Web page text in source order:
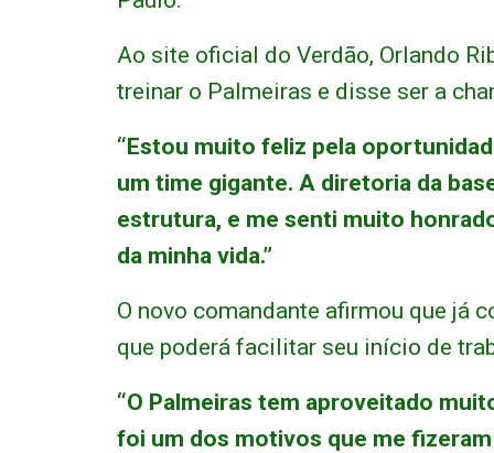
Ao site oficial do Verdão, Orlando
treinar o Palmeiras e disse ser a
“Estou muito feliz pela
um time gigante. A diretoria da
estrutura, e me senti muito
da minha vida.”
O novo comandante afirmou que já
que poderá facilitar seu início de
“O Palmeiras tem aproveitado
foi um dos motivos que me